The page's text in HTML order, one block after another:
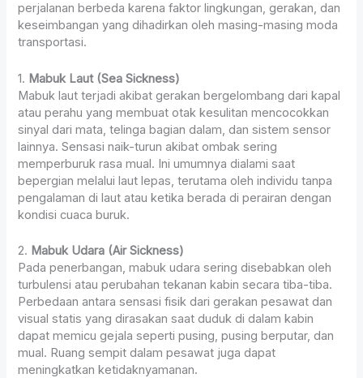
perjalanan berbeda karena faktor lingkungan, gerakan, dan
keseimbangan yang dihadirkan oleh masing-masing moda
transportasi.
1. Mabuk Laut (Sea Sickness)
Mabuk laut terjadi akibat gerakan bergelombang dari kapal
atau perahu yang membuat otak kesulitan mencocokkan
sinyal dari mata, telinga bagian dalam, dan sistem sensor
lainnya. Sensasi naik-turun akibat ombak sering
memperburuk rasa mual. Ini umumnya dialami saat
bepergian melalui laut lepas, terutama oleh individu tanpa
pengalaman di laut atau ketika berada di perairan dengan
kondisi cuaca buruk.
2. Mabuk Udara (Air Sickness)
Pada penerbangan, mabuk udara sering disebabkan oleh
turbulensi atau perubahan tekanan kabin secara tiba-tiba.
Perbedaan antara sensasi fisik dari gerakan pesawat dan
visual statis yang dirasakan saat duduk di dalam kabin
dapat memicu gejala seperti pusing, pusing berputar, dan
mual. Ruang sempit dalam pesawat juga dapat
meningkatkan ketidaknyamanan.